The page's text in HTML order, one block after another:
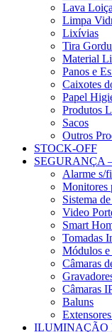
Lava Loiça
Limpa
Lixívias
Tira
Material
Panos e
Caixotes
Papel
Produtos
Sacos
Outros
STOCK-OFF
SEGURANÇA
Alarme s/
Monitores
Sistema
Video
Smart
Tomadas
Módulos e
Câmaras
Câmaras
Baluns
ILUMINAÇÃO